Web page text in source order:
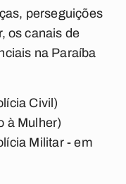
perseguições
os canais de
na Paraíba
Civil)
à Mulher)
Militar - em